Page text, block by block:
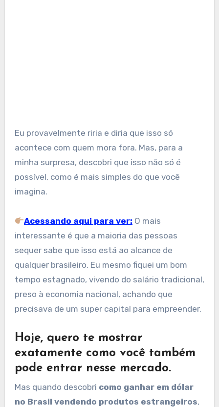
Eu provavelmente riria e diria que isso só
acontece com quem mora fora. Mas, para a
minha surpresa, descobri que isso não só é
possível, como é mais simples do que você
imagina.
Acessando aqui para ver: O mais
interessante é que a maioria das pessoas
sequer sabe que isso está ao alcance de
qualquer brasileiro. Eu mesmo fiquei um bom
tempo estagnado, vivendo do salário tradicional,
preso à economia nacional, achando que
precisava de um super capital para empreender.
Hoje, quero te mostrar
exatamente como você também
pode entrar nesse mercado.
Mas quando descobri como ganhar em dólar
no Brasil vendendo produtos estrangeiros,